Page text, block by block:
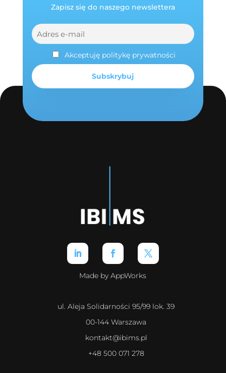
Zapisz się do naszego newslettera
Akceptuję politykę prywatności
Made by AppWorks
ul. Aleja Solidarności 95/99 lok. 39
00-144 Warszawa
kontakt@ibims.pl
+48 500 071 278